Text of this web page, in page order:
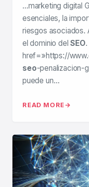
…marketing digital
esenciales, la
riesgos asociados.
el dominio delSEO
href=»https://
seo-penalizacion-
puede un…
READ MORE